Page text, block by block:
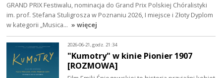
GRAND PRIX Festiwalu, nominacja do Grand Prix Polskiej Chóralistyki
im. prof. Stefana Stuligrosza w Poznaniu 2026, I miejsce i Złoty Dyplom
w kategorii „Musica… » więcej
2026-06-21, godz. 21:34
"Kumotry" w kinie Pionier 1907
[ROZMOWA]